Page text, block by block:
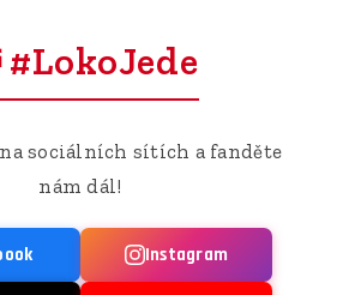
#LokoJede
sociálních sítích a fanděte
nám dál!
Instagram